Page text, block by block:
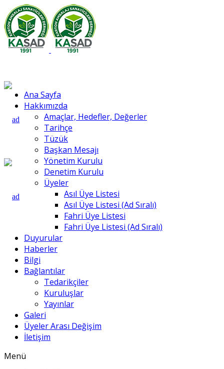
Ana Sayfa
Hakkımızda
Amaçlar, Hedefler, Değerler
Tarihçe
Tüzük
Başkan Mesajı
Yönetim Kurulu
Denetim Kurulu
Üyeler
Asıl Üye Listesi
Asıl Üye Listesi (Ad Sıralı)
Fahri Üye Listesi
Fahri Üye Listesi (Ad Sıralı)
Duyurular
Haberler
Bilgi
Bağlantılar
Tedarikçiler
Kuruluşlar
Yayınlar
Galeri
Üyeler Arası Değişim
İletişim
Menü